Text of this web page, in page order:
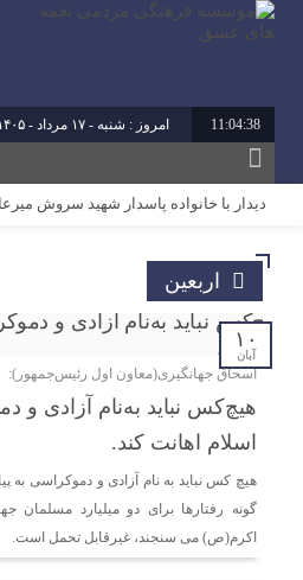
11:04:38 امروز : شنبه - ۱۷ مرداد - ۱۴۰۵
برابر با : Saturday - 8 August - 2026
دیدار با خانواده پاسدار شهید سروش
محمد رشیدیان مدیر شبکه فرهنگی
اندیمشک: غدیر نشانه تداوم حرکت نبوت
است تا امت اسلامی با فروغ نور ولایت،
برگزاری کارگاه کارآفرینی اجتماعی و راه
کوچک و موثر در موسسه فرهنگی
اندیمشک
دیدار دبیر جدید موسسه فرهنگی مردمی
اندیمشک با معاونت جوانان اداره کل
خوزستان
اربعین
۱۰
آبان
اسحاق جهانگیری(معاون اول رئیس‌جمهور):
هیچ‌کس نباید به‌نام آزادی و
اسلام اهانت کند.
هیچ کس نباید به نام آزادی و دموکراسی به
گونه رفتارها برای دو میلیارد مسلمان
اکرم(ص) می سنجند، غیرقابل تحمل است.